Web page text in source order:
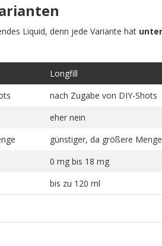
Liquid, denn jede Variante hat
Longfill
nach Zugabe von DIY-Shots
eher nein
günstiger, da größere Menge
0 mg bis 18 mg
bis zu 120 ml